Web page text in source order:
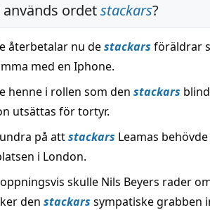
används ordetstackars?
återbetalar nu destackars föräldrar
med en Iphone.
henne i rollen som den stackars
utsättas för tortyr.
på attstackars Leamas
i London.
skulle Nils Beyers rader
den stackars sympatiske grabben